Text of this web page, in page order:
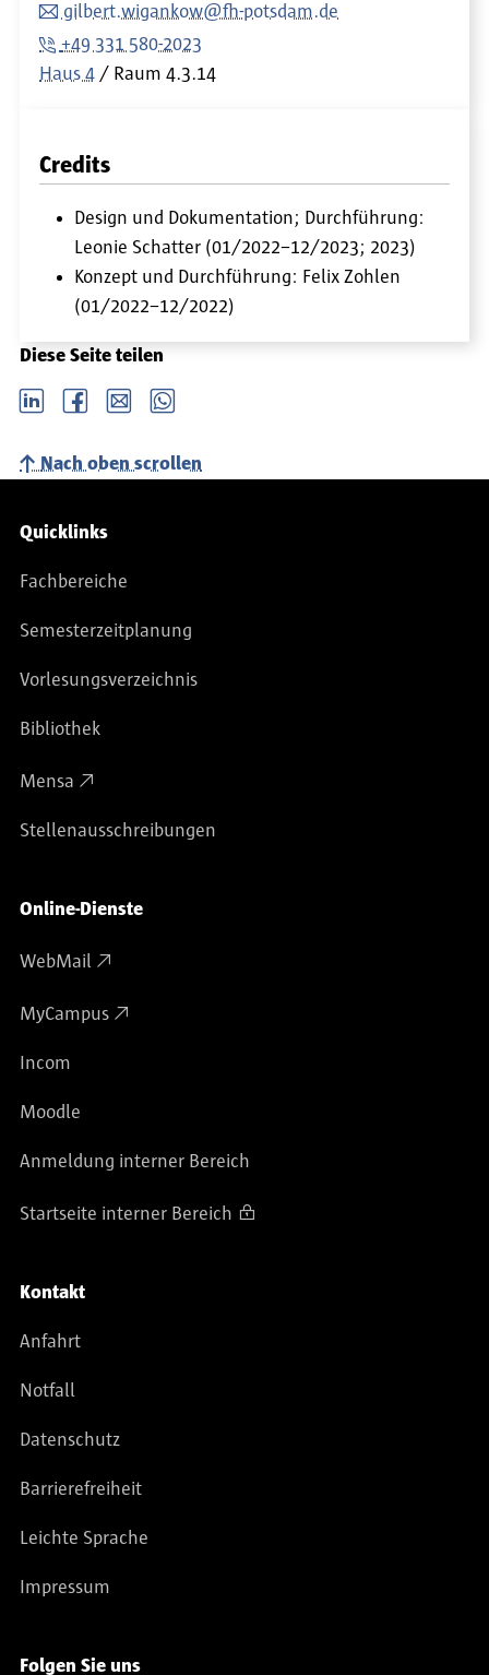
gilbert.wigankow@fh-potsdam.de
+49 331 580-2023
Haus 4
Raum 4.3.14
Credits
Design und Dokumentation; Durchführung:
Leonie Schatter (01/2022–12/2023; 2023)
Konzept und Durchführung: Felix Zohlen
(01/2022–12/2022)
Diese Seite teilen
LinkedIn Facebook email Whatsapp
Nach oben scrollen
Service-Navigation
Quicklinks
Fachbereiche
Semesterzeitplanung
Vorlesungsverzeichnis
Bibliothek
Mensa
Stellenausschreibungen
Online-Dienste
WebMail
MyCampus
Incom
Moodle
Anmeldung interner Bereich
Startseite interner Bereich
Kontakt
Anfahrt
Notfall
Datenschutz
Barrierefreiheit
Leichte Sprache
Impressum
Folgen Sie uns